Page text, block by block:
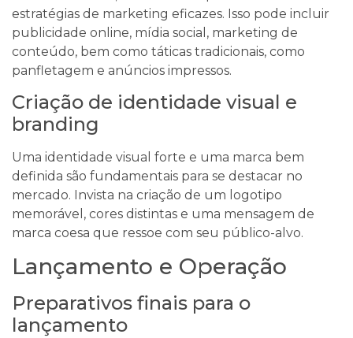
estratégias de marketing eficazes. Isso pode incluir
publicidade online, mídia social, marketing de
conteúdo, bem como táticas tradicionais, como
panfletagem e anúncios impressos.
Criação de identidade visual e
branding
Uma identidade visual forte e uma marca bem
definida são fundamentais para se destacar no
mercado. Invista na criação de um logotipo
memorável, cores distintas e uma mensagem de
marca coesa que ressoe com seu público-alvo.
Lançamento e Operação
Preparativos finais para o
lançamento